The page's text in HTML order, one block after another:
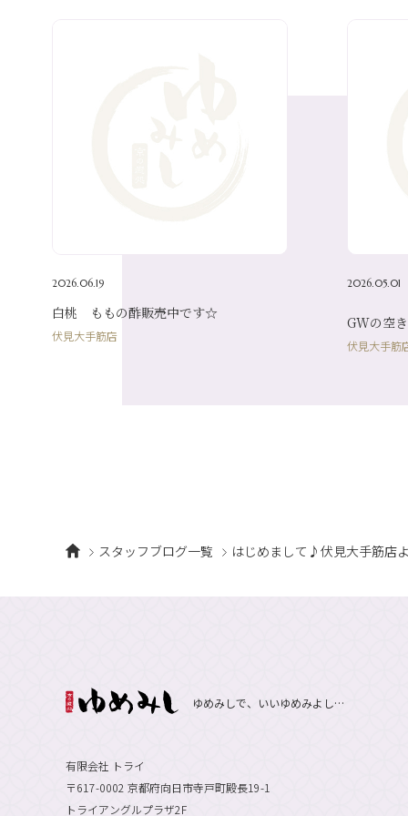
2026.06.19
白桃 ももの酢販売中です☆
伏見大手筋店
2026.05.01
GWの空
伏見大手筋
スタッフブログ一覧 はじめまして♪伏見大手筋店
ゆめみしで、いいゆめみよし…
有限会社 トライ
〒617-0002 京都府向日市寺戸町殿長19-1
トライアングルプラザ2F